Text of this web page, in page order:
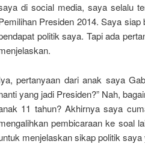
di social media, saya selalu
Presiden 2014. Saya
politik saya. Tapi ada
pertanyaan dari anak saya
yang jadi Presiden?” Nah,
11 tahun? Akhirnya saya
pembicaraan ke soal
menjelaskan sikap politik